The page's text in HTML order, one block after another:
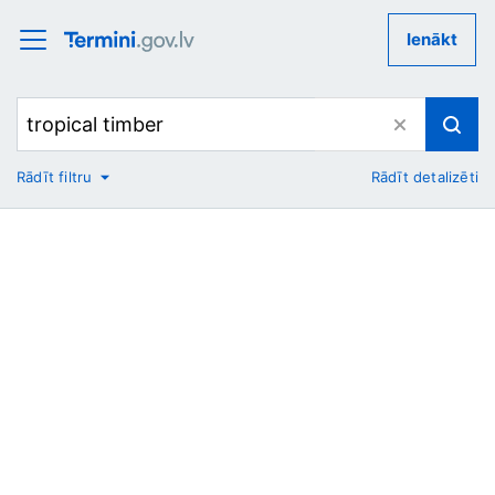
Ienākt
No
Rādīt filtru Rādīt detalizēti